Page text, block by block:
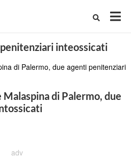
inteossicati
di Palermo, due